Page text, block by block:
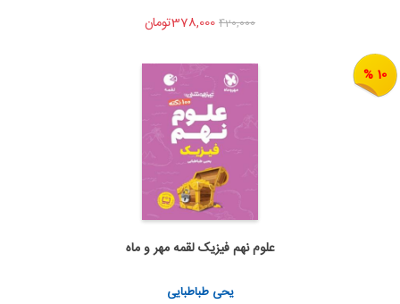
420,000
10 %
اضافه به سبد خرید
اشتراک گذاری
علوم نهم فیزیک لقمه مهر و ماه
یحی طباطبایی